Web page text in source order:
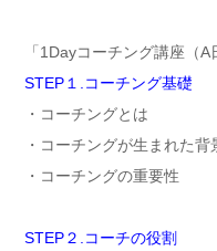
「1Dayコーチング講座（
STEP１.コーチング基礎
・コーチングとは
・コーチングが生まれた背
・コーチングの重要性
STEP２.コーチの役割